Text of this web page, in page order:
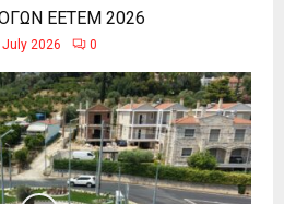
ΕΕΤΕΜ 2026
July 2026 0